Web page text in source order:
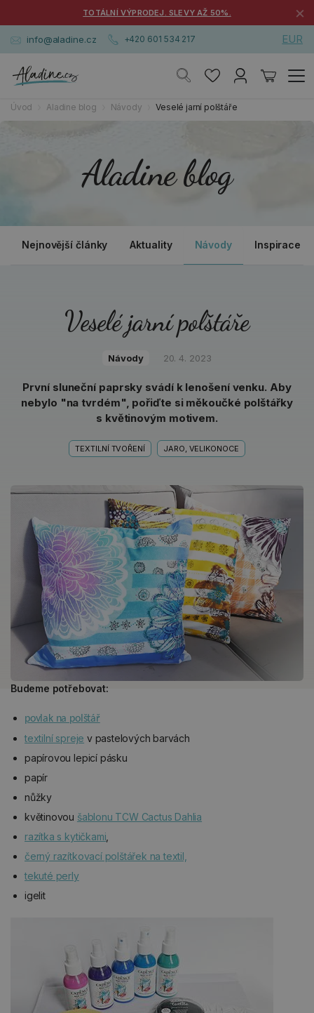
TOTÁLNÍ VÝPRODEJ. SLEVY AŽ 50%. ×
info@aladine.cz +420 601 534 217 EUR
Úvod Aladine blog Návody Veselé jarní polštáře
Aladine blog
Nejnovější články Aktuality Návody Inspirace a
Veselé jarní polštáře
Návody 20. 4. 2023
První sluneční paprsky svádí k lenošení venku. Aby
nebylo "na tvrdém", pořiďte si měkoučké polštářky
s květinovým motivem.
TEXTILNÍ TVOŘENÍ JARO, VELIKONOCE
Budeme potřebovat:
povlak na polštář
textilní spreje v pastelových barvách
papírovou lepicí pásku
papír
nůžky
květinovou šablonu TCW Cactus Dahlia
razítka s kytičkami
černý razítkovací polštářek na textil,
tekuté perly
igelit